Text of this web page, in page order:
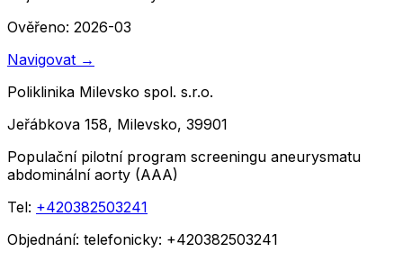
Ověřeno: 2026-03
Navigovat →
Poliklinika Milevsko spol. s.r.o.
Jeřábkova 158, Milevsko, 39901
Populační pilotní program screeningu aneurysmatu
abdominální aorty (AAA)
Tel: +420382503241
Objednání: telefonicky: +420382503241